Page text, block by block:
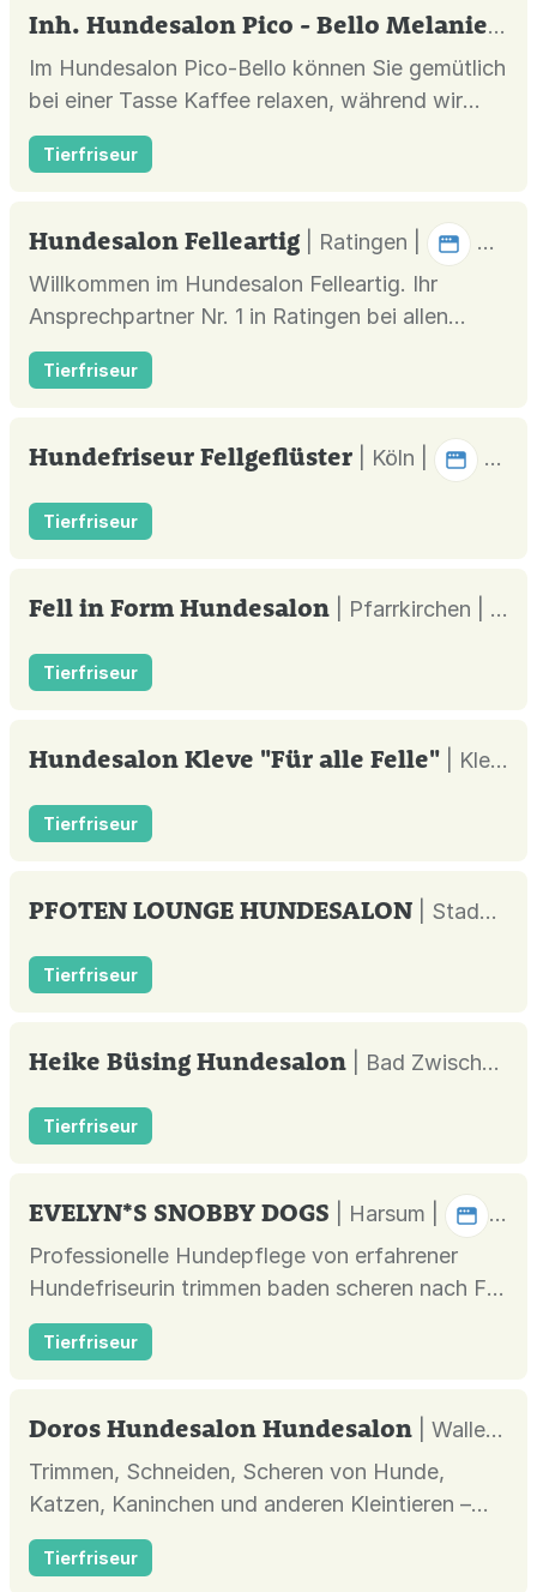
Inh. Hundesalon Pico - Bello Melanie Stauch
Im Hundesalon Pico-Bello können Sie gemütlich
bei einer Tasse Kaffee relaxen, während wir
Ihren vierbeinigen Freund mit unseren
Pflegeangeboten verwöhnen...
Tierfriseur
Hundesalon Felleartig
| Ratingen |
Willkommen im Hundesalon Felleartig. Ihr
Ansprechpartner Nr. 1 in Ratingen bei allen
Themen rund um die Hundepflege
Tierfriseur
Hundefriseur Fellgeflüster | Köln |
Tierfriseur
Fell in Form Hundesalon | Pfarrkirchen |
Tierfriseur
Hundesalon Kleve "Für alle Felle" | Kleve |
Tierfriseur
PFOTEN LOUNGE HUNDESALON | Stade |
Tierfriseur
Heike Büsing Hundesalon | Bad Zwischenahn |
Tierfriseur
EVELYN*S SNOBBY DOGS
| Harsum |
Professionelle Hundepflege von erfahrener
Hundefriseurin trimmen baden scheren nach FCI
Standard
Tierfriseur
Doros Hundesalon Hundesalon
| Wallenfels |
Trimmen, Schneiden, Scheren von Hunde,
Katzen, Kaninchen und anderen Kleintieren –
Kronach, Marktrodach, Wallenfels
Tierfriseur